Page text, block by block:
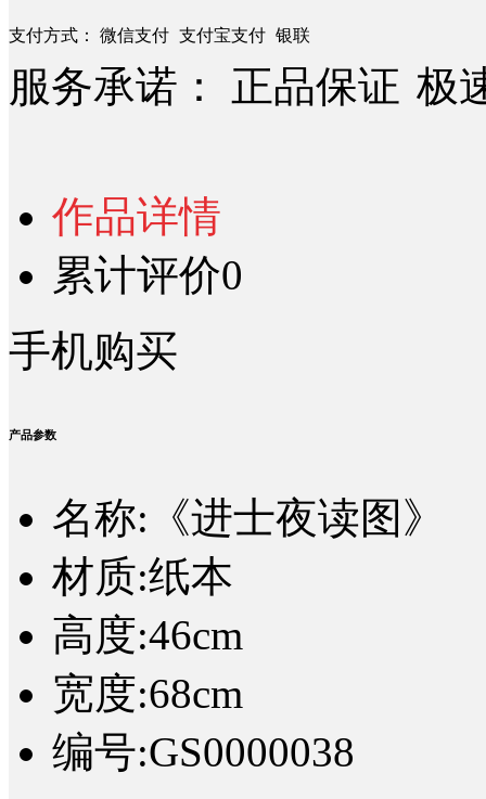
支付方式： 微信支付 支付宝支付 银联
服务承诺： 正品保证 极
作品详情
累计评价0
手机购买
产品参数
名称:《进士夜读图》
材质:纸本
高度:46cm
宽度:68cm
编号:GS0000038